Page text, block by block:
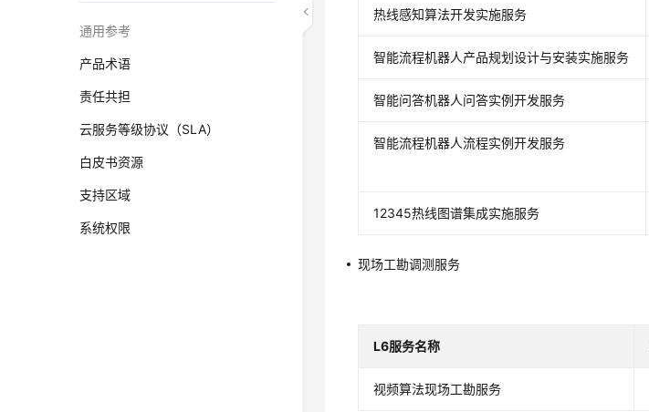
通用参考
产品术语
责任共担
云服务等级协议（SLA）
白皮书资源
支持区域
系统权限
热线感知算法开发实施服务
智能流程机器人产品规划设计与安装实施服务
智能问答机器人问答实例开发服务
智能流程机器人流程实例开发服务
12345热线图谱集成实施服务
现场工勘调测服务
L6服务名称
视频算法现场工勘服务